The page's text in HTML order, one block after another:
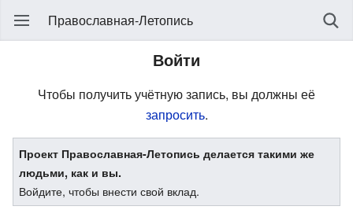
Православная-Летопись
Войти
Чтобы получить учётную запись, вы должны её
запросить.
Проект Православная-Летопись делается такими же
людьми, как и вы.
Войдите, чтобы внести свой вклад.